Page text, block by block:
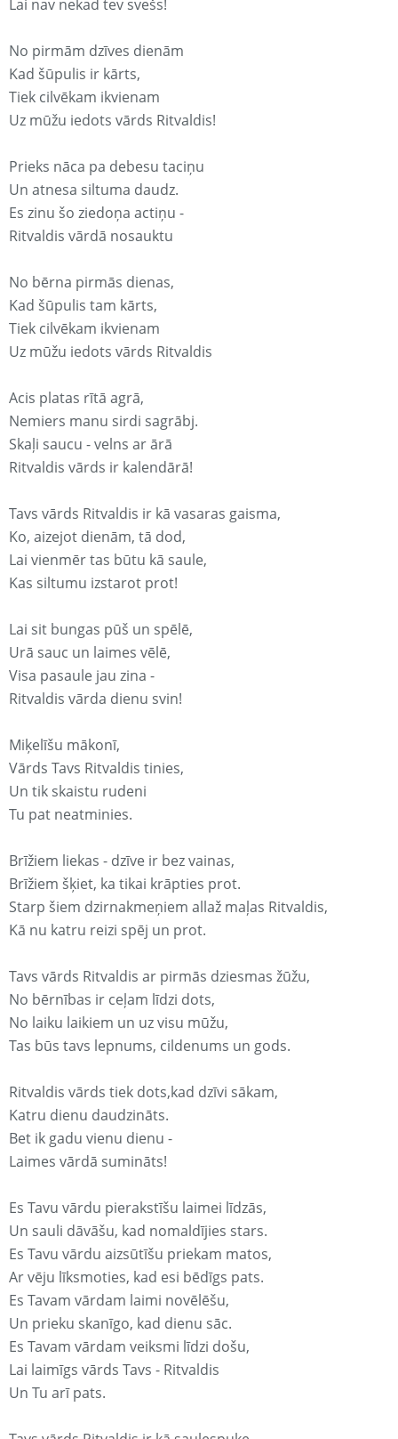
Lai nav nekad tev svešs!
No pirmām dzīves dienām
Kad šūpulis ir kārts,
Tiek cilvēkam ikvienam
Uz mūžu iedots vārds Ritvaldis!
Prieks nāca pa debesu taciņu
Un atnesa siltuma daudz.
Es zinu šo ziedoņa actiņu -
Ritvaldis vārdā nosauktu
No bērna pirmās dienas,
Kad šūpulis tam kārts,
Tiek cilvēkam ikvienam
Uz mūžu iedots vārds Ritvaldis
Acis platas rītā agrā,
Nemiers manu sirdi sagrābj.
Skaļi saucu - velns ar ārā
Ritvaldis vārds ir kalendārā!
Tavs vārds Ritvaldis ir kā vasaras gaisma,
Ko, aizejot dienām, tā dod,
Lai vienmēr tas būtu kā saule,
Kas siltumu izstarot prot!
Lai sit bungas pūš un spēlē,
Urā sauc un laimes vēlē,
Visa pasaule jau zina -
Ritvaldis vārda dienu svin!
Miķelīšu mākonī,
Vārds Tavs Ritvaldis tinies,
Un tik skaistu rudeni
Tu pat neatminies.
Brīžiem liekas - dzīve ir bez vainas,
Brīžiem šķiet, ka tikai krāpties prot.
Starp šiem dzirnakmeņiem allaž maļas Ritvaldis,
Kā nu katru reizi spēj un prot.
Tavs vārds Ritvaldis ar pirmās dziesmas žūžu,
No bērnības ir ceļam līdzi dots,
No laiku laikiem un uz visu mūžu,
Tas būs tavs lepnums, cildenums un gods.
Ritvaldis vārds tiek dots,kad dzīvi sākam,
Katru dienu daudzināts.
Bet ik gadu vienu dienu -
Laimes vārdā sumināts!
Es Tavu vārdu pierakstīšu laimei līdzās,
Un sauli dāvāšu, kad nomaldījies stars.
Es Tavu vārdu aizsūtīšu priekam matos,
Ar vēju līksmoties, kad esi bēdīgs pats.
Es Tavam vārdam laimi novēlēšu,
Un prieku skanīgo, kad dienu sāc.
Es Tavam vārdam veiksmi līdzi došu,
Lai laimīgs vārds Tavs - Ritvaldis
Un Tu arī pats.